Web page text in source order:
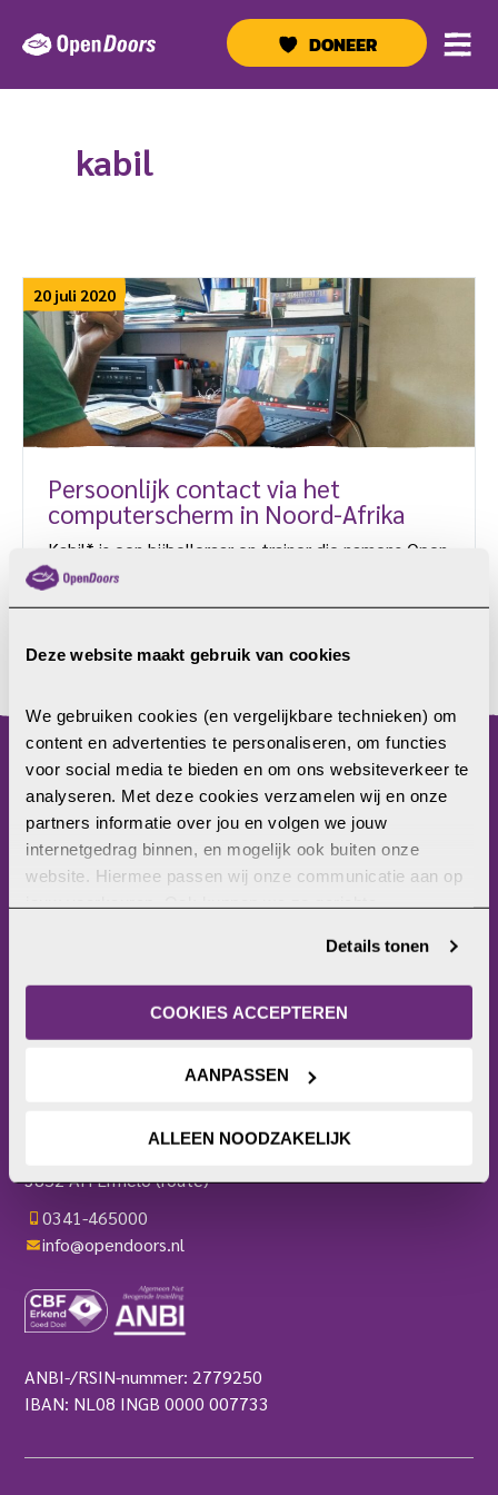
Deze website maakt gebruik van cookies
We gebruiken cookies (en vergelijkbare technieken) om
content en advertenties te personaliseren, om functies
voor social media te bieden en om ons websiteverkeer te
analyseren. Met deze cookies verzamelen wij en onze
partners informatie over jou en volgen we jouw
internetgedrag binnen, en mogelijk ook buiten onze
website. Hiermee passen wij onze communicatie aan op
jouw voorkeuren. Ook kunnen we zo gerichte
internetgedrag. Je kunt je toestemming ook altijd wijzigen
of intrekken. Meer uitleg vind je in onze
privacyverklaring.
Details tonen
COOKIES ACCEPTEREN
AANPASSEN
ALLEEN NOODZAKELIJK
naar
inhoud
DONEER
kabil
20 juli 2020
Persoonlijk contact via het
computerscherm in Noord-Afrika
Kabil* is een bijbelleraar en trainer die namens Open
Doors de verschillende trainers in kerken in Noord-
Afrika onderwijst hoe zij in hun kerken
reisde hij langs de kerken, maar door het
vertelde hij aan een medewerker over de vervolging
van christenen in zijn land in Noord-Afrika. Kabil: “De
autoriteiten kunnen onze gebouwen sluiten, maar
de kerk […]
LEES MEER
menu
Home
Christenvervolging
Wat kun jij doen?
3852 AH Ermelo(route)
0341-465000
info@opendoors.nl
ANBI-/RSIN-nummer: 2779250
IBAN: NL08 INGB 0000 007733